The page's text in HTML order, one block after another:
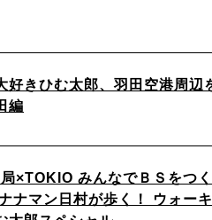
好きひむ太郎、羽田空港周辺
編
×TOKIO みんなでＢＳをつく
ナマン日村が歩く！ ウォーキ